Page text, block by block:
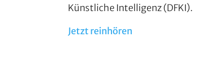
Künstliche Intelligenz (DFKI).
Jetzt reinhören